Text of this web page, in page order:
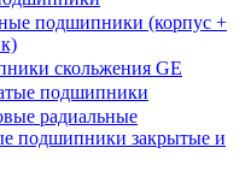
подшипники (корпус +
скольжения GE
подшипники
радиальные
подшипники закрытые и